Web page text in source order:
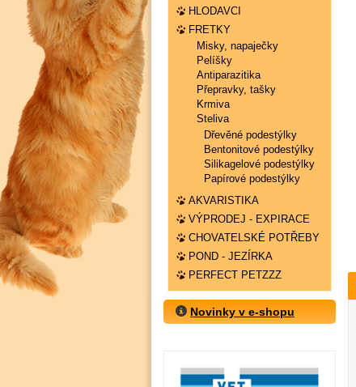
HLODAVCI
FRETKY
Misky, napaječky
Pelíšky
Antiparazitika
Přepravky, tašky
Krmiva
Steliva
Dřevěné podestýlky
Bentonitové podestýlky
Silikagelové podestýlky
Papírové podestýlky
AKVARISTIKA
VÝPRODEJ - EXPIRACE
CHOVATELSKÉ POTŘEBY
POND - JEZÍRKA
PERFECT PETZZZ
Novinky v e-shopu